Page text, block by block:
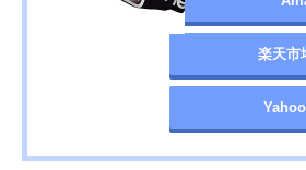
楽天市